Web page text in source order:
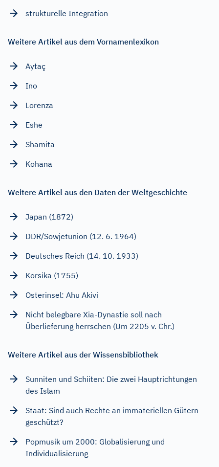
strukturelle Integration
Weitere Artikel aus dem Vornamenlexikon
Aytaç
Ino
Lorenza
Eshe
Shamita
Kohana
Weitere Artikel aus den Daten der Weltgeschichte
Japan (1872)
DDR/Sowjetunion (12. 6. 1964)
Deutsches Reich (14. 10. 1933)
Korsika (1755)
Osterinsel: Ahu Akivi
Nicht belegbare Xia-Dynastie soll nach
Überlieferung herrschen (Um 2205 v. Chr.)
Weitere Artikel aus der Wissensbibliothek
Sunniten und Schiiten: Die zwei Hauptrichtungen
des Islam
Staat: Sind auch Rechte an immateriellen Gütern
geschützt?
Popmusik um 2000: Globalisierung und
Individualisierung